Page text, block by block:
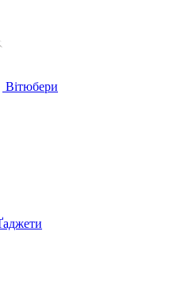
Вітюбери